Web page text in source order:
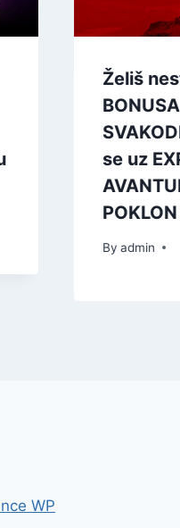
Želiš
BONUSA
se uz
By admin
WP